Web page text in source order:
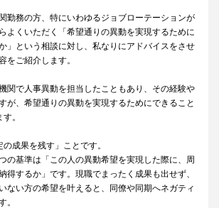
勤務の方、特にいわゆるジョブローテーションが
よくいただく「希望通りの異動を実現するために
」という相談に対し、私なりにアドバイスをさせ
をご紹介します。
関で人事異動を担当したこともあり、その経験や
が、希望通りの異動を実現するためにできること
。
成果を残す」ことです。
の基準は「この人の異動希望を実現した際に、周
得するか」です。現職でまったく成果も出せず、
ない方の希望を叶えると、同僚や同期へネガティ
。